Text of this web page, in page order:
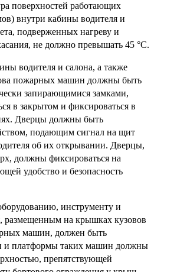
поверхностей работающих
внутри кабины водителя и
подверженных нагреву и
не должно превышать 45 °С.
водителя и салона, а также
пожарных машин должны быть
запирающимися замками,
в закрытом и фиксироваться в
Дверцы должны быть
подающим сигнал на щит
об их открывании. Дверцы,
должны фиксироваться на
удобство и безопасность
инструменту и
размещенным на крышках кузовов
машин, должен быть
и платформы таких машин должны
препятствующей